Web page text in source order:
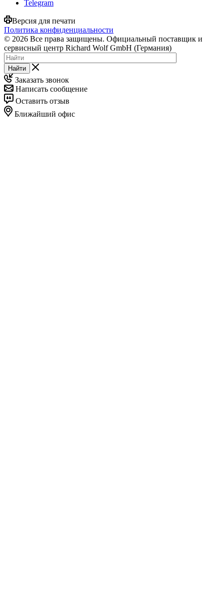
Telegram
Версия для печати
Политика конфиденциальности
© 2026 Все права защищены. Официальный поставщик и
сервисный центр Richard Wolf GmbH (Германия)
Найти
Заказать звонок
Написать сообщение
Оставить отзыв
Ближайший офис